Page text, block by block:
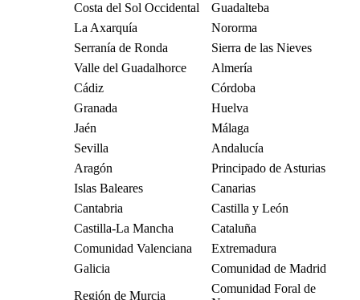
Costa del Sol Occidental
Guadalteba
La Axarquía
Nororma
Serranía de Ronda
Sierra de las Nieves
Valle del Guadalhorce
Almería
Cádiz
Córdoba
Granada
Huelva
Jaén
Málaga
Sevilla
Andalucía
Aragón
Principado de Asturias
Islas Baleares
Canarias
Cantabria
Castilla y León
Castilla-La Mancha
Cataluña
Comunidad Valenciana
Extremadura
Galicia
Comunidad de Madrid
Región de Murcia
Comunidad Foral de